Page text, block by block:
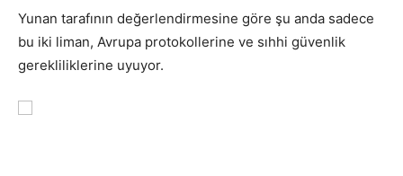
Yunan tarafının değerlendirmesine göre şu anda sadece
bu iki liman, Avrupa protokollerine ve sıhhi güvenlik
gerekliliklerine uyuyor.